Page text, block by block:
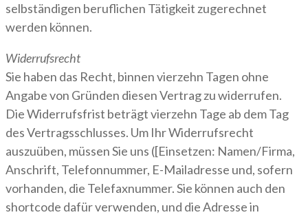
selbständigen beruflichen Tätigkeit zugerechnet
werden können.
Widerrufsrecht
Sie haben das Recht, binnen vierzehn Tagen ohne
Angabe von Gründen diesen Vertrag zu widerrufen.
Die Widerrufsfrist beträgt vierzehn Tage ab dem Tag
des Vertragsschlusses. Um Ihr Widerrufsrecht
auszuüben, müssen Sie uns ([Einsetzen: Namen/Firma,
Anschrift, Telefonnummer, E-Mailadresse und, sofern
vorhanden, die Telefaxnummer. Sie können auch den
shortcode dafür verwenden, und die Adresse in